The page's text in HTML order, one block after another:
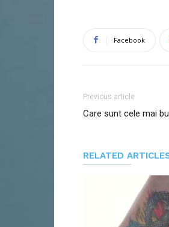
Facebook
Previous article
Care sunt cele mai
RELATED